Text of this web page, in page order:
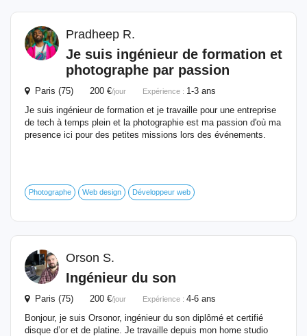
Pradheep R.
Je suis ingénieur de formation et
photographe par passion
Paris (75) 200 €/jour Expérience : 1-3 ans
Je suis ingénieur de formation et je travaille pour une entreprise
de tech à temps plein et la photographie est ma passion d'où ma
presence ici pour des petites missions lors des événements.
Photographe Web design Développeur web
Orson S.
Ingénieur du son
Paris (75) 200 €/jour Expérience : 4-6 ans
Bonjour, je suis Orsonor, ingénieur du son diplômé et certifié
disque d’or et de platine. Je travaille depuis mon home studio